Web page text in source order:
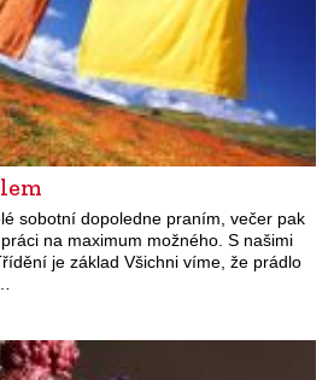
sobotní dopoledne praním, večer pak
na maximum možného. S našimi
je základ Všichni víme, že prádlo